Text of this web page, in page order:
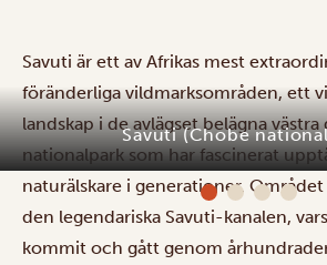
Savuti (Chobe
Savuti är ett av Afrikas mest
föränderliga vildmarksområden, ett
landskap i de avlägset belägna
nationalpark som har fascinerat
naturälskare i generationer.
den legendariska Savuti-kanalen,
kommit och gått genom